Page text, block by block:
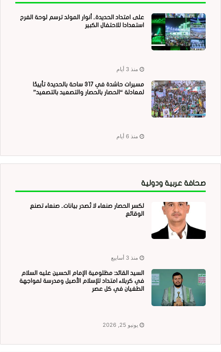
على امتداد الحديدة.. أنوار المولد ترسم لوحة الفرح
استعدادا للاحتفال الكبير
منذ 3 أيام
مسيرات حاشدة في 317 ساحة بالحديدة تأييدًا
لمعادلة “الحصار بالحصار والتصعيد بالتصعيد”
منذ 6 أيام
صحافة عربية ودولية
لكسر الحصار صنعاء لا تُصدر بيانات.. صنعاء تصنع
الوقائع
منذ 3 أسابيع
السيد القائد: مظلومية الإمام الحسين عليه السلام
في كربلاء امتداد للإسلام الأصيل ومدرسة لمواجهة
الطغيان في كل عصر
يونيو 25, 2026